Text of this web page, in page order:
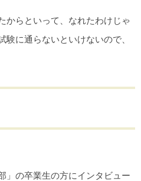
からといって、なれたわけじゃ
に通らないといけないので、
」の卒業生の方にインタビュー